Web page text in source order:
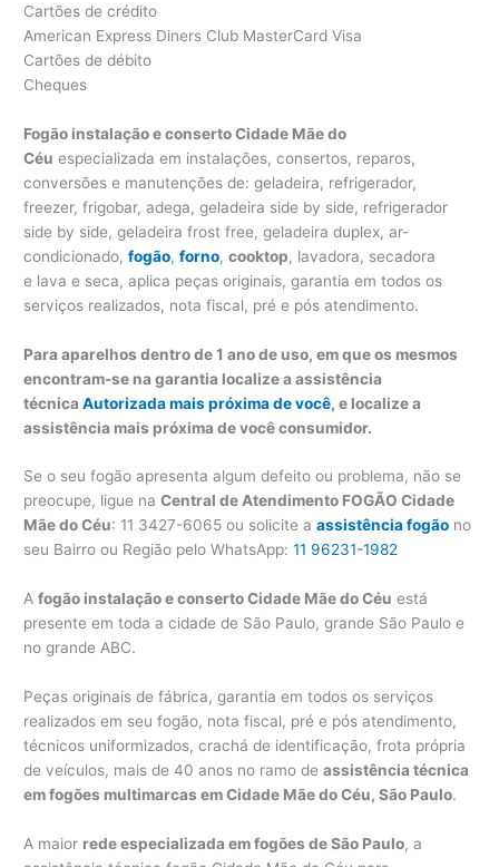
Cartões de crédito
American Express Diners Club MasterCard Visa
Cartões de débito
Cheques
Fogão instalação e conserto Cidade Mãe do
Céu especializada em instalações, consertos, reparos,
conversões e manutenções de: geladeira, refrigerador,
freezer, frigobar, adega, geladeira side by side, refrigerador
side by side, geladeira frost free, geladeira duplex, ar-
condicionado,fogão,forno,cooktop, lavadora, secadora
e lava e seca, aplica peças originais, garantia em todos os
serviços realizados, nota fiscal, pré e pós atendimento.
Para aparelhos dentro de 1 ano de uso, em que os mesmos
encontram-se na garantia localize a assistência
técnicaAutorizada mais próxima de você, e localize a
assistência mais próxima de você consumidor.
Se o seu fogão apresenta algum defeito ou problema, não se
preocupe, ligue naCentral de Atendimento FOGÃO Cidade
Mãe do Céu: 11 3427-6065 ou solicite aassistência fogão no
seu Bairro ou Região pelo WhatsApp:11 96231-1982
Afogão instalação e conserto Cidade Mãe do Céu está
presente em toda a cidade de São Paulo, grande São Paulo e
no grande ABC.
Peças originais de fábrica, garantia em todos os serviços
realizados em seu fogão, nota fiscal, pré e pós atendimento,
técnicos uniformizados, crachá de identificação, frota própria
de veículos, mais de 40 anos no ramo deassistência técnica
em fogões multimarcas em Cidade Mãe do Céu, São Paulo.
A maior rede especializada em fogões de São Paulo, a